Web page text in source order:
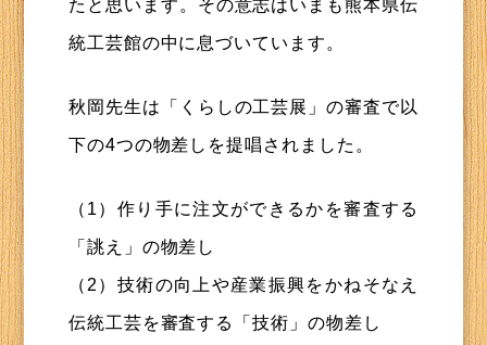
たと思います。その意志はいまも熊本県伝
統工芸館の中に息づいています。
秋岡先生は「くらしの工芸展」の審査で以
下の4つの物差しを提唱されました。
（1）作り手に注文ができるかを審査する
「誂え」の物差し
（2）技術の向上や産業振興をかねそなえ
伝統工芸を審査する「技術」の物差し